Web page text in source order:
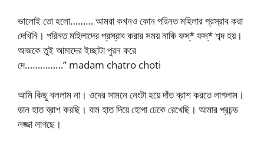
ভালোই তো হলো……… আমরা কখনও কোন পরিনত মহিলার প্রস্রাব করা
দেখিনি। পরিনত মহিলাদের প্রস্রাব করার সময় নাকি ফস্* ফস্* শব্দ হয়।
আজকে তুই আমাদের ইচ্ছাটা পুরন করে
দে……………” madam chatro choti
আমি কিছু বললাম না। ওদের সামনে নেংটা হয়ে দাঁত ব্রাশ করতে লাগলাম।
ডান হাত ব্রাশ করছি। বাম হাত দিয়ে হোগা ঢেকে রেখেছি। আমার প্রচন্ড
লজ্জা লাগছে।